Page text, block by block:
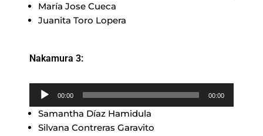
audio
María Jose Cueca
Juanita Toro Lopera
Nakamura 3:
Reproductor
audio
00:00 00:00
Samantha Díaz Hamidula
Silvana Contreras Garavito